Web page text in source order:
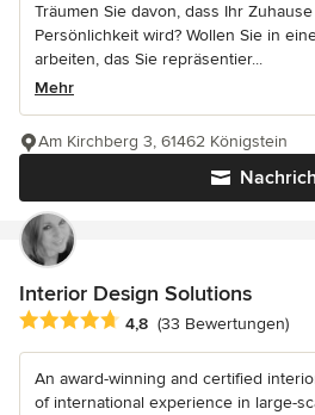
Träumen Sie davon, dass Ihr
Persönlichkeit wird? Wollen Sie in
arbeiten, das Sie repräsentier...
Mehr
Am Kirchberg 3, 61462 Königstein
Interior Design Solutions
Durchschnittliche Bewertung: 4.8
4,8 (33 Bewertungen)
An award-winning and certified
of international experience in large-